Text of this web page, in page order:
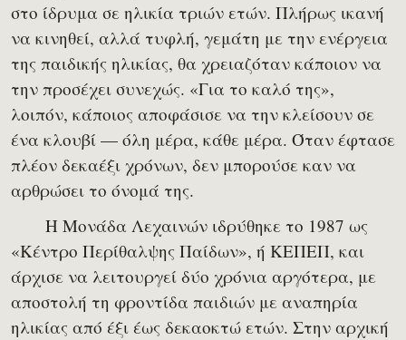
στο ίδρυμα σε ηλικία τριών ετών. Πλήρως ικανή
να κινηθεί, αλλά τυφλή, γεμάτη με την ενέργεια
της παιδικής ηλικίας, θα χρειαζόταν κάποιον να
την προσέχει συνεχώς. «Για το καλό της»,
λοιπόν, κάποιος αποφάσισε να την κλείσουν σε
ένα κλουβί — όλη μέρα, κάθε μέρα. Όταν έφτασε
πλέον δεκαέξι χρόνων, δεν μπορούσε καν να
αρθρώσει το όνομά της.
Η Μονάδα Λεχαινών ιδρύθηκε το 1987 ως
«Κέντρο Περίθαλψης Παίδων», ή ΚΕΠΕΠ, και
άρχισε να λειτουργεί δύο χρόνια αργότερα, με
αποστολή τη φροντίδα παιδιών με αναπηρία
ηλικίας από έξι έως δεκαοκτώ ετών. Στην αρχική